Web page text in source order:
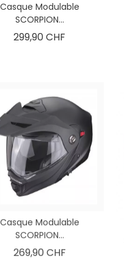
Casque Modulable
SCORPION...
299,90 CHF
Casque Modulable
SCORPION...
269,90 CHFPrix